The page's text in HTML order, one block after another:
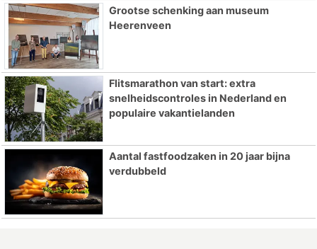
Grootse schenking aan museum
Heerenveen
Flitsmarathon van start: extra
snelheidscontroles in Nederland en
populaire vakantielanden
Aantal fastfoodzaken in 20 jaar bijna
verdubbeld